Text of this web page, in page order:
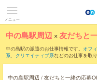
メニュー
中の島駅周辺 ×友だちと
中の島駅の派遣のお仕事情報です。 オフ
系、 クリエイティブ系などのお仕事を取
中の島駅周辺 / 友だちと一緒の応募